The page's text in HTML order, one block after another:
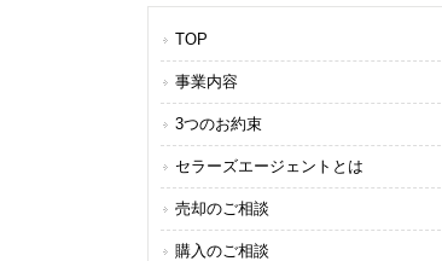
TOP
事業内容
3つのお約束
セラーズエージェントとは
売却のご相談
購入のご相談